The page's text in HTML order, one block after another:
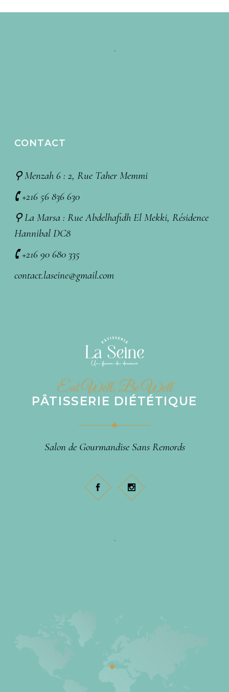
CONTACT
⚲ Menzah 6 : 2, Rue Taher Memmi
🕻 +216 56 836 630
⚲ La Marsa : Rue Abdelhafidh El Mekki, Résidence
Hannibal DC8
🕻 +216 90 680 335
contact.laseine@gmail.com
Eat Well, Be Well
PÂTISSERIE DIÉTÉTIQUE
Salon de Gourmandise Sans Remords